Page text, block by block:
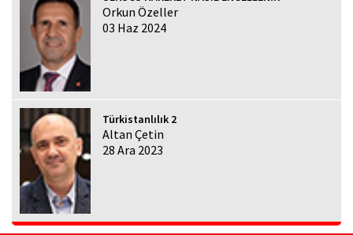
Orkun Özeller
03 Haz 2024
Türkistanlılık 2
Altan Çetin
28 Ara 2023